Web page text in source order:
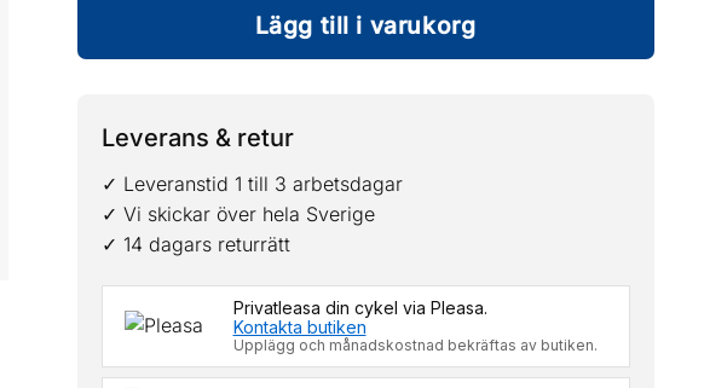
Lägg till i varukorg
Leverans & retur
✓ Leveranstid 1 till 3 arbetsdagar
✓ Vi skickar över hela Sverige
✓ 14 dagars returrätt
Privatleasa din cykel via Pleasa.
Kontakta butiken
Upplägg och månadskostnad bekräftas av butiken.